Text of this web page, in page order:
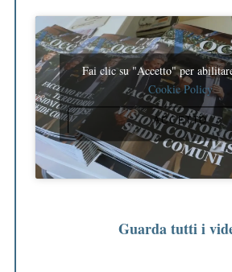
Fai clic su "Accetto" per
Cookie Policy
ACCETTO
Guarda tutti i